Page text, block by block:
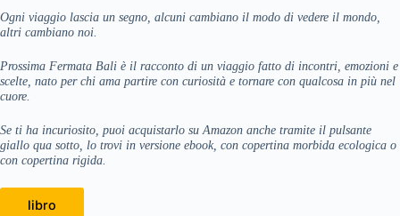
Ogni viaggio lascia un segno, alcuni cambiano il modo di vedere il mondo,
altri cambiano noi.
Prossima Fermata Bali è il racconto di un viaggio fatto di incontri, emozioni e
scelte, nato per chi ama partire con curiosità e tornare con qualcosa in più nel
cuore.
Se ti ha incuriosito, puoi acquistarlo su Amazon anche tramite il pulsante
giallo qua sotto, lo trovi in versione ebook, con copertina morbida ecologica o
con copertina rigida.
libro